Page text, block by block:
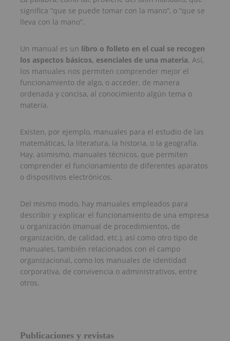
significa “que se puede tomar con la mano”, o “que se
lleva con la mano”.
Un manual es un libro o folleto en el cual se recogen
los aspectos básicos, esenciales de una materia. Así,
los manuales nos permiten comprender mejor el
funcionamiento de algo, o acceder, de manera
ordenada y concisa, al conocimiento algún tema o
materia.
Existen, por ejemplo, manuales para el estudio de las
matemáticas, la literatura, la historia, o la geografía.
Hay, asimismo, manuales técnicos, que permiten
comprender el funcionamiento de diferentes aparatos
o dispositivos electrónicos.
Del mismo modo, hay manuales empleados para
describir y explicar el funcionamiento de una empresa
u organización (manual de procedimientos, de
organización, de calidad, etc.), así como otro tipo de
manuales, también relacionados con el campo
organizacional, como los manuales de identidad
corporativa, de convivencia o administrativos, entre
otros.
Publicaciones y revistas